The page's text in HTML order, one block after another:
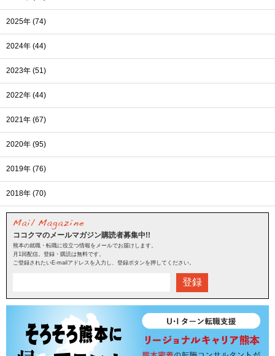
2025年 (74)
2024年 (44)
2023年 (51)
2022年 (44)
2021年 (67)
2020年 (95)
2019年 (76)
2018年 (70)
ココクマのメールマガジン購読者募集中!!
熊本の就職・転職に役立つ情報をメールでお届けします。
月1回配信。登録・購読は無料です。
ご登録されたいE-mailアドレスを入力し、登録ボタンを押してください。
登録